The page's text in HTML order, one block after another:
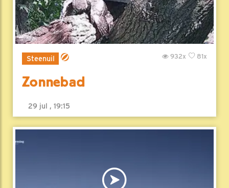
Steenuil 81x
932x
Zonnebad
29 jul , 19:15